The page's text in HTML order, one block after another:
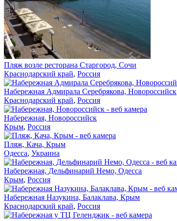
Пляж возле ресторана Старгород, Сочи
Краснодарский край, Россия
Набережная Адмирала Серебрякова, Новороссийск
Краснодарский край, Россия
Набережная, Новороссийск
Крым, Россия
Пляж, Кача, Крым
Одесса, Украина
Набережная, Дельфинарий Немо, Одесса
Крым, Россия
Набережная Назукина, Балаклава, Крым
Краснодарский край, Россия